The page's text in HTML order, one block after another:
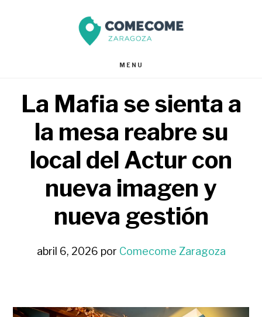
página
MENU
La Mafia se sienta a
la mesa reabre su
local del Actur con
nueva imagen y
nueva gestión
abril 6, 2026 por Comecome Zaragoza